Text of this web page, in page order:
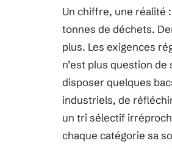
Un chiffre, une réalité
tonnes de déchets.
plus. Les exigences
n’est plus question
disposer quelques
industriels, de
un tri sélectif
chaque catégorie sa